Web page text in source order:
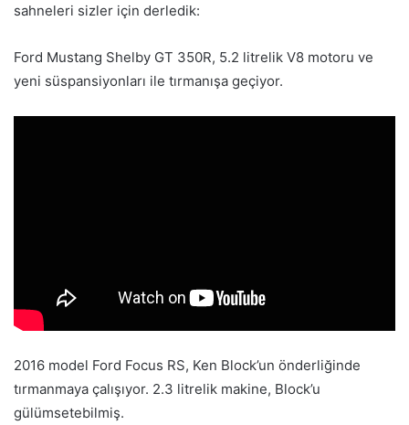
sahneleri sizler için derledik:
Ford Mustang Shelby GT 350R, 5.2 litrelik V8 motoru ve
yeni süspansiyonları ile tırmanışa geçiyor.
2016 model Ford Focus RS, Ken Block’un önderliğinde
tırmanmaya çalışıyor. 2.3 litrelik makine, Block’u
gülümsetebilmiş.